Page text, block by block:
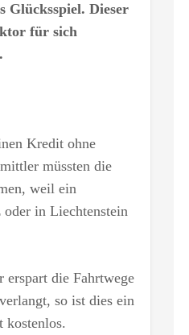
Glücksspiel. Dieser
für sich
Kredit ohne
müssten die
weil ein
in Liechtenstein
erspart die Fahrtwege
so ist dies ein
kostenlos.